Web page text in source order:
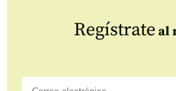
Regístrate al